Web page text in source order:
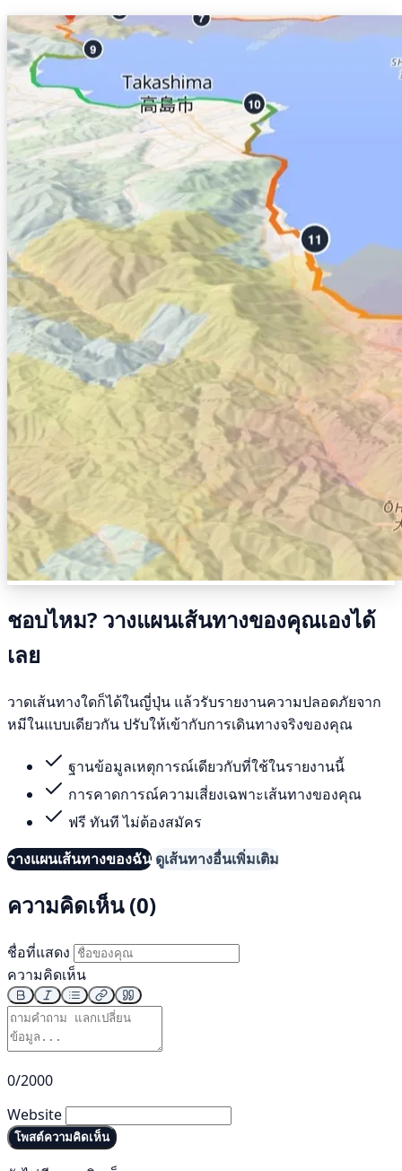
ชอบไหม? วางแผนเส้นทางของคุณเองได้
เลย
วาดเส้นทางใดก็ได้ในญี่ปุ่น แล้วรับรายงานความปลอดภัยจาก
หมีในแบบเดียวกัน ปรับให้เข้ากับการเดินทางจริงของคุณ
ฐานข้อมูลเหตุการณ์เดียวกับที่ใช้ในรายงานนี้
การคาดการณ์ความเสี่ยงเฉพาะเส้นทางของคุณ
ฟรี ทันที ไม่ต้องสมัคร
วางแผนเส้นทางของฉัน ดูเส้นทางอื่นเพิ่มเติม
ความคิดเห็น (0)
ชื่อที่แสดง
ความคิดเห็น
0/2000
Website
โพสต์ความคิดเห็น